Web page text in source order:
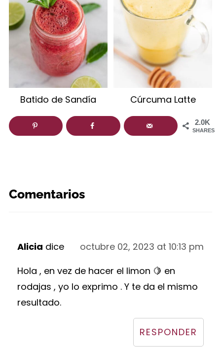
Batido de Sandía Cúrcuma Latte
2.0K
SHARES
Comentarios
Alicia dice
octubre 02, 2023 at 10:13 pm
Hola , en vez de hacer el limon 🍋 en
rodajas , yo lo exprimo . Y te da el mismo
resultado.
RESPONDER